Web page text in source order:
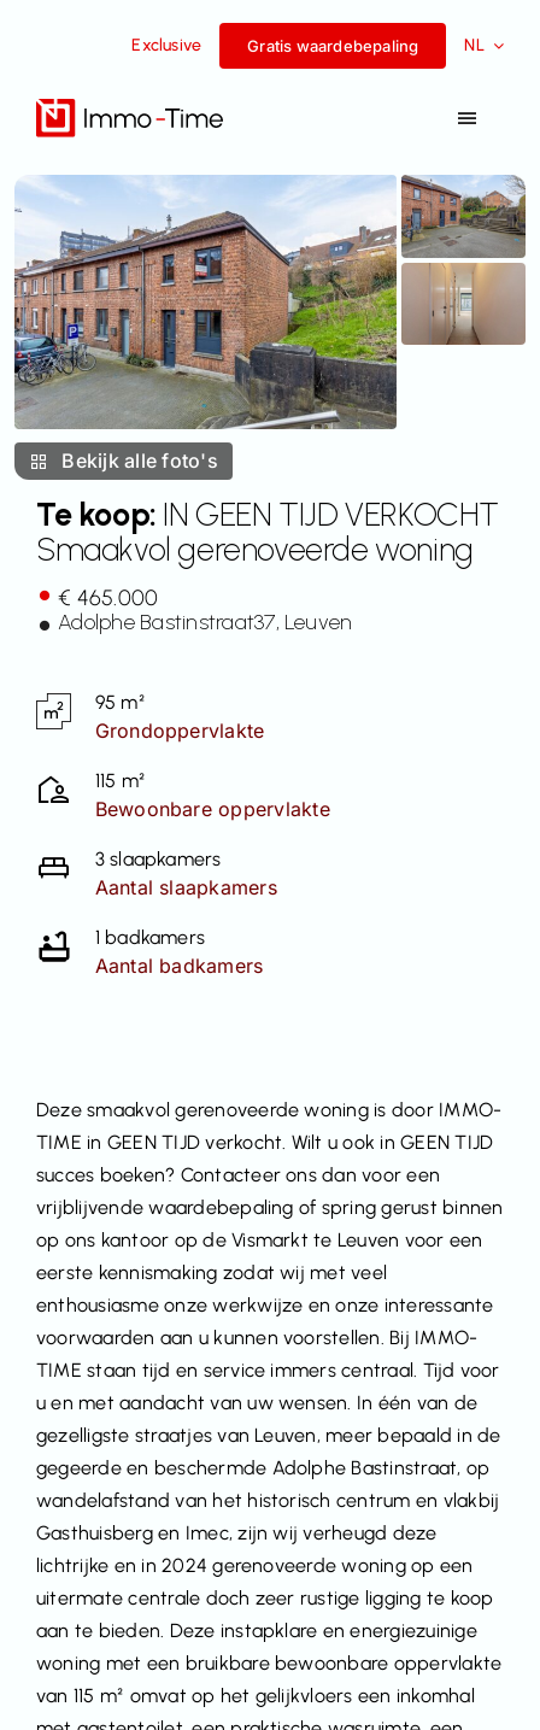
Exclusive Gratis waardebepaling NL
Diensten
Te koop
Te huur
Succesverhalen
Team
Bekijk alle foto's
Te koop: IN GEEN TIJD VERKOCHT
Smaakvol gerenoveerde woning
€ 465.000
Adolphe Bastinstraat37, Leuven
95 m²
Grondoppervlakte
115 m²
Bewoonbare oppervlakte
3 slaapkamers
Aantal slaapkamers
1 badkamers
Aantal badkamers
Deze smaakvol gerenoveerde woning is door IMMO-
TIME in GEEN TIJD verkocht. Wilt u ook in GEEN TIJD
succes boeken? Contacteer ons dan voor een
vrijblijvende waardebepaling of spring gerust binnen
op ons kantoor op de Vismarkt te Leuven voor een
eerste kennismaking zodat wij met veel
enthousiasme onze werkwijze en onze interessante
voorwaarden aan u kunnen voorstellen. Bij IMMO-
TIME staan tijd en service immers centraal. Tijd voor
u en met aandacht van uw wensen. In één van de
gezelligste straatjes van Leuven, meer bepaald in de
gegeerde en beschermde Adolphe Bastinstraat, op
wandelafstand van het historisch centrum en vlakbij
Gasthuisberg en Imec, zijn wij verheugd deze
lichtrijke en in 2024 gerenoveerde woning op een
uitermate centrale doch zeer rustige ligging te koop
aan te bieden. Deze instapklare en energiezuinige
woning met een bruikbare bewoonbare oppervlakte
van 115 m² omvat op het gelijkvloers een inkomhal